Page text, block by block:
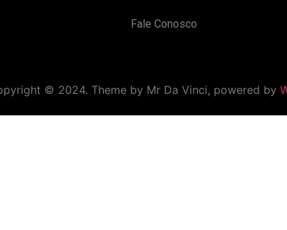
Fale Conosco
© 2024. Theme by Mr Da Vinci, powered by